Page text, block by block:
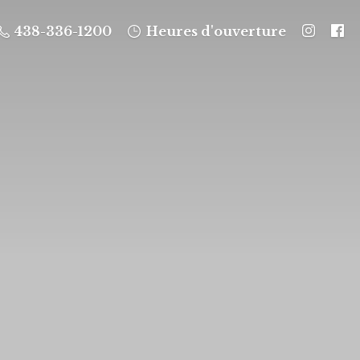
438-336-1200 Heures d'ouverture